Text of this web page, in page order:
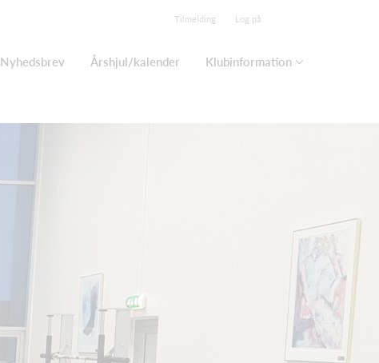
Tilmelding Log på
Nyhedsbrev Årshjul/kalender Klubinformation